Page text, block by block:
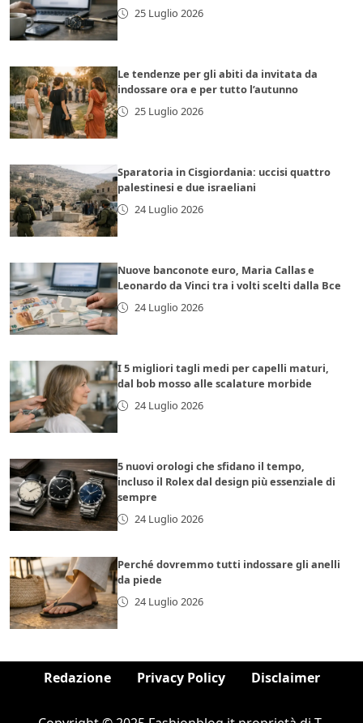
25 Luglio 2026
Le tendenze per gli abiti da invitata da
indossare ora e per tutto l’autunno
25 Luglio 2026
Sparatoria in Cisgiordania: uccisi quattro
palestinesi e due israeliani
24 Luglio 2026
Nuove banconote euro, Maria Callas e
Leonardo da Vinci tra i volti scelti dalla Bce
24 Luglio 2026
I 5 migliori tagli medi per capelli maturi,
dal bob mosso alle scalature morbide
24 Luglio 2026
5 nuovi orologi che sfidano il tempo,
incluso il Rolex dal design più essenziale di
sempre
24 Luglio 2026
Perché dovremmo tutti indossare gli anelli
da piede
24 Luglio 2026
Redazione Privacy Policy Disclaimer